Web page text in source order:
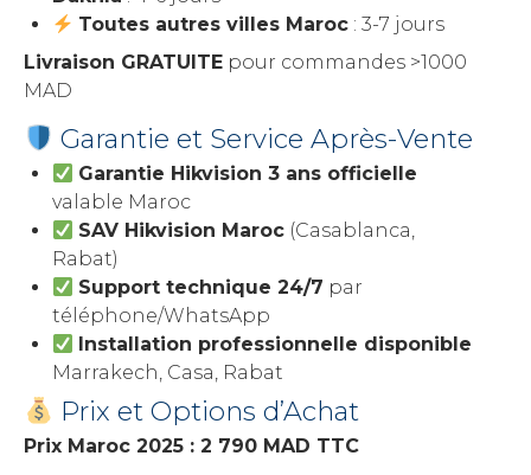
Toutes autres villes Maroc : 3-7 jours
Livraison GRATUITE pour commandes >1000
MAD
Garantie et Service Après-Vente
Garantie Hikvision 3 ans officielle
valable Maroc
SAV Hikvision Maroc (Casablanca,
Rabat)
Support technique 24/7 par
téléphone/WhatsApp
Installation professionnelle disponible
Marrakech, Casa, Rabat
Prix et Options d’Achat
Prix Maroc 2025 : 2 790 MAD TTC